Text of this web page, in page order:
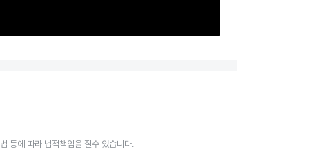
등에 따라 법적책임을 질수 있습니다.